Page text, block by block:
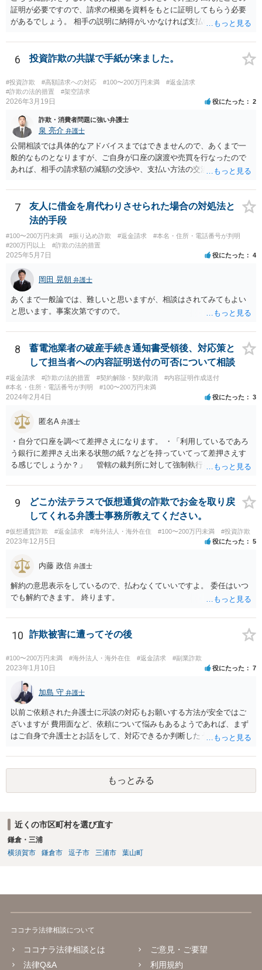
証明が必要ですので、請求の根拠を資料をもとに証明してもらう必要
があるでしょう。 相手の説明に納得がいかなければ支払い義務がある
6 投資詐欺の共謀で手紙が来ました。
#投資詐欺 #高額請求への対応 #100〜200万円未満
#返金請求
#詐欺の法的措置
#架空請求
2026年3月19日 役にたった 2
詐欺・消費者問題に強い弁護士
泉 亮介 弁護士
公開相談では具体的なアドバイスまではできませんので、あくまで一
般的なものとなりますが、ご自身が口座の譲渡や売買を行なったので
あれば、相手の請求額の減額の交渉や、支払い方法の交渉をしていく
7
友人に借金を肩代わりさせられた場合の対処法と
法的手段
#100〜200万円未満 #振り込め詐欺 #返金請求
#本名・住所・電話番号が判明
#200万円以上
#詐欺の法的措置
2025年5月7日 役にたった 4
岡田 晃朝 弁護士
あくまで一般論では、難しいと思いますが、相談はされてみてもよい
と思います。事案次第ですので。
8
蓄電池業者の破産手続き通知書受領後、対応策と
して担当者への内容証明送付の可否について相談
#返金請求 #詐欺の法的措置 #契約解除・契約取消
#内容証明作成送付
#本名・住所・電話番号が判明
#100〜200万円未満
2024年2月4日 役にたった 3
匿名A 弁護士
・自分で口座を調べて差押さえになります。 ・「利用しているであろ
う銀行に差押さえ出来る状態の紙？などを持っていてって差押さえす
る感じでしょうか？」 管轄の裁判所に対して強制執行を申し立てる
係で、法的手続きに乗せるのはあまりおすすめできません。 任意交渉
での回収を検討すべきだと思われます。ご自身で難しい場合は、費用
負担を踏まえたうえでということにはなりますが、弁護士に助力を得
ることをお考え下さい。
9
どこか法テラスで仮想通貨の詐欺でお金を取り戻
してくれる弁護士事務所教えてください。
#仮想通貨詐欺 #返金請求 #海外法人・海外在住 #100〜200万円未満 #投資詐欺
2023年12月5日 役にたった 5
内藤 政信 弁護士
解約の意思表示をしているので、払わなくていいですよ。 委任はいつ
でも解約できます。 終ります。
10 詐欺被害に遭ってその後
#100〜200万円未満 #海外法人・海外在住 #返金請求 #副業詐欺
2023年1月10日 役にたった 7
加島 守 弁護士
以前ご依頼された弁護士に示談の対応もお願いする方法が安全ではご
ざいますが 費用面など、依頼について悩みもあるようであれば、まず
はご自身で弁護士とお話をして、対応できるか判断したうえで、 弁護
話をしてから、こちらも法律相談で１度弁護士に相談する方法もあり
ますので。 一番安全なのは弁護士に示談交渉の依頼をする方法です
が、ご事情あるようであれば ご自身で対応する方法もご検討いただい
てもいいかもしれません。
もっとみる
近くの市区町村を選び直す
鎌倉・三浦
横須賀市
鎌倉市 逗子市 三浦市 葉山町
ココナラ法律相談について
ココナラ法律相談とは
法律Q&A
ご意見・ご要望
利用規約